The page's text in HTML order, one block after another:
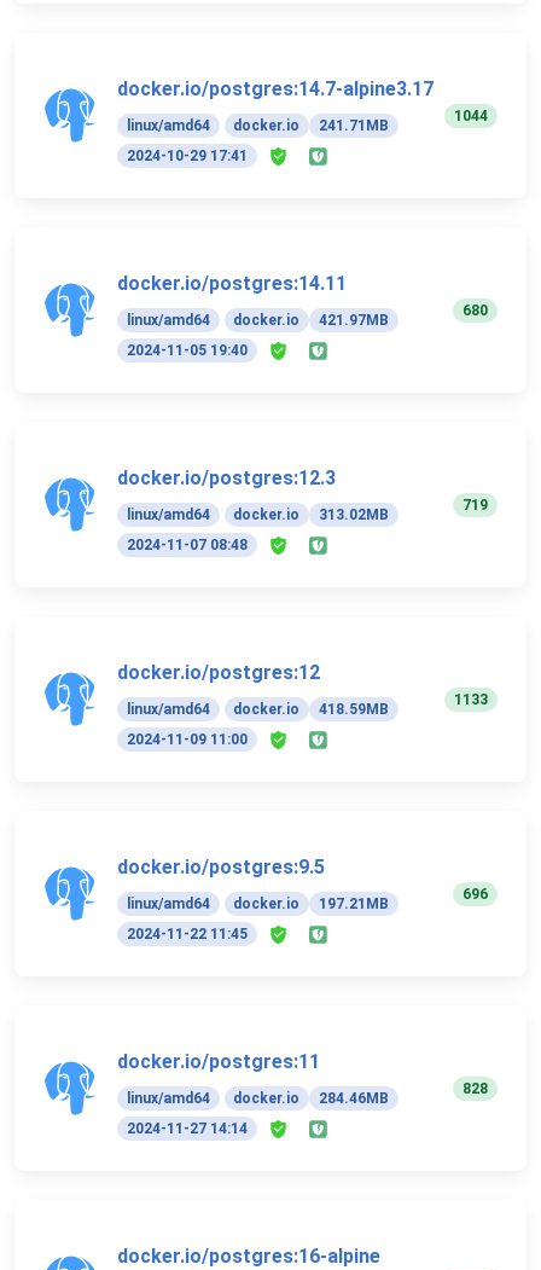
docker.io/postgres:14.7-alpine3.17
linux/amd64 docker.io
241.71MB
2024-10-29 17:41
1044
docker.io/postgres:14.11
linux/amd64 docker.io
421.97MB
2024-11-05 19:40
680
docker.io/postgres:12.3
linux/amd64 docker.io
313.02MB
2024-11-07 08:48
719
docker.io/postgres:12
linux/amd64 docker.io
418.59MB
2024-11-09 11:00
1133
docker.io/postgres:9.5
linux/amd64 docker.io
197.21MB
2024-11-22 11:45
696
docker.io/postgres:11
linux/amd64 docker.io
284.46MB
2024-11-27 14:14
828
docker.io/postgres:16-alpine